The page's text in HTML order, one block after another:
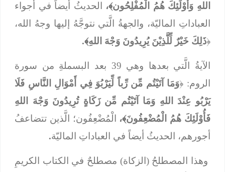
اللهِ وَأُوْلَئِكَ هُمُ الْمُفْلِحُون﴾، الحديثُ أيضاً في أجواء
العباداتِ الماليّة، والجهةُ الَّتي نتوجَّهُ إليها وجهُ الله،
﴿ذَلِكَ خَيْرٌ لِّلَّذِيْنَ يُرِيدُونَ وَجْهَ اللهِ﴾.
الآيةُ الَّتي بعدها وهي 39 بعد البسملةِ من سورة
الروم: ﴿وَمَا آتَيْتُم مِّن رِّباً لِّيَرْبُوَ فِي أَمْوَالِ النَّاسِ فَلَا
يَرْبُو عِنْدَ اللهِ وَمَا آتَيْتُم مِّن زَكَاةٍ تُرِيدُونَ وَجْهَ اللهِ
فَأُوْلَئِكَ هُمُ الْمُضْعِفُونَ﴾،الْمُضْعِفُون؛ الَّذين تتضاعفُ
أجورهم، الحديثُ أيضاً في العباداتِ الماليّة.
وهذا المصطلحُ (الزكاة) مصطلحٌ في الكتاب الكريمِ